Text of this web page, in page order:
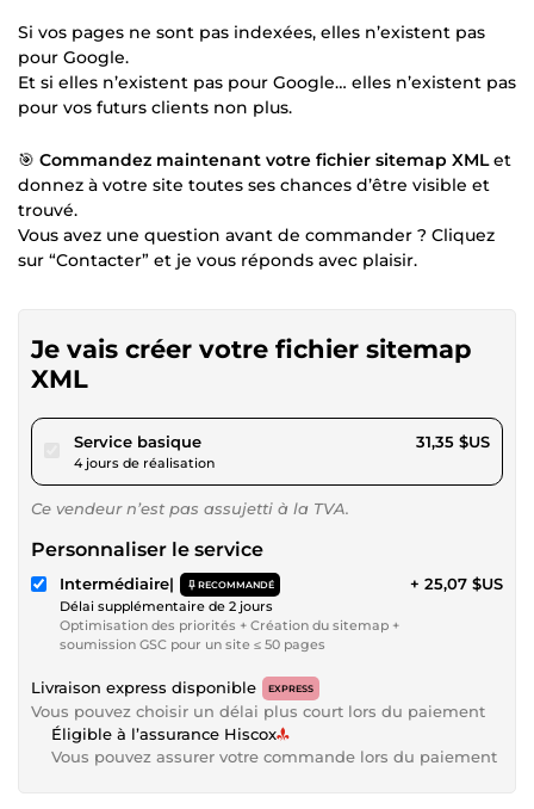
Si vos pages ne sont pas indexées, elles n’existent pas
pour Google.
Et si elles n’existent pas pour Google… elles n’existent pas
pour vos futurs clients non plus.
🎯 Commandez maintenant votre fichier sitemap XMLet
donnez à votre site toutes ses chances d’être visible et
trouvé.
Vous avez une question avant de commander ? Cliquez
sur “Contacter” et je vous réponds avec plaisir.
Je vais créer votre fichier sitemap
XML
Service basiquepour 28,89 $US
4 jours de réalisation
31,35 $US
Ce vendeur n’est pas assujetti à la TVA.
Personnaliser le service
Intermédiaire| RECOMMANDÉ
Délai supplémentaire de 2 jours
Optimisation des priorités + Création du sitemap +
soumission GSC pour un site ≤ 50 pages
+ 25,07 $US
Livraison express disponible EXPRESS
Vous pouvez choisir un délai plus court lors du paiement
Éligible à l’assurance Hiscox
Vous pouvez assurer votre commande lors du paiement